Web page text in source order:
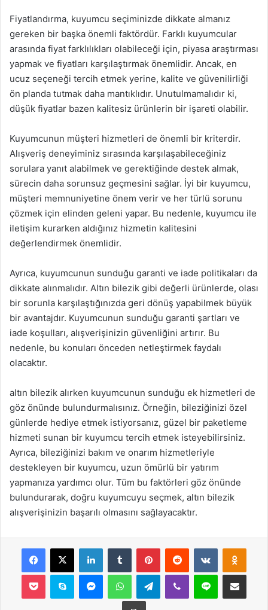
Fiyatlandırma, kuyumcu seçiminizde dikkate almanız
gereken bir başka önemli faktördür. Farklı kuyumcular
arasında fiyat farklılıkları olabileceği için, piyasa araştırması
yapmak ve fiyatları karşılaştırmak önemlidir. Ancak, en
ucuz seçeneği tercih etmek yerine, kalite ve güvenilirliği
ön planda tutmak daha mantıklıdır. Unutulmamalıdır ki,
düşük fiyatlar bazen kalitesiz ürünlerin bir işareti olabilir.
Kuyumcunun müşteri hizmetleri de önemli bir kriterdir.
Alışveriş deneyiminiz sırasında karşılaşabileceğiniz
sorulara yanıt alabilmek ve gerektiğinde destek almak,
sürecin daha sorunsuz geçmesini sağlar. İyi bir kuyumcu,
müşteri memnuniyetine önem verir ve her türlü sorunu
çözmek için elinden geleni yapar. Bu nedenle, kuyumcu ile
iletişim kurarken aldığınız hizmetin kalitesini
değerlendirmek önemlidir.
Ayrıca, kuyumcunun sunduğu garanti ve iade politikaları da
dikkate alınmalıdır. Altın bilezik gibi değerli ürünlerde, olası
bir sorunla karşılaştığınızda geri dönüş yapabilmek büyük
bir avantajdır. Kuyumcunun sunduğu garanti şartları ve
iade koşulları, alışverişinizin güvenliğini artırır. Bu
nedenle, bu konuları önceden netleştirmek faydalı
olacaktır.
altın bilezik alırken kuyumcunun sunduğu ek hizmetleri de
göz önünde bulundurmalısınız. Örneğin, bileziğinizi özel
günlerde hediye etmek istiyorsanız, güzel bir paketleme
hizmeti sunan bir kuyumcu tercih etmek isteyebilirsiniz.
Ayrıca, bileziğinizi bakım ve onarım hizmetleriyle
destekleyen bir kuyumcu, uzun ömürlü bir yatırım
yapmanıza yardımcı olur. Tüm bu faktörleri göz önünde
bulundurarak, doğru kuyumcuyu seçmek, altın bilezik
alışverişinizin başarılı olmasını sağlayacaktır.
Facebook
X LinkedInTumblr PinterestReddit VKontakte
Pocket Skype MessengerWhatsAppTelegramViber Line E-Posta ile
Yazdır